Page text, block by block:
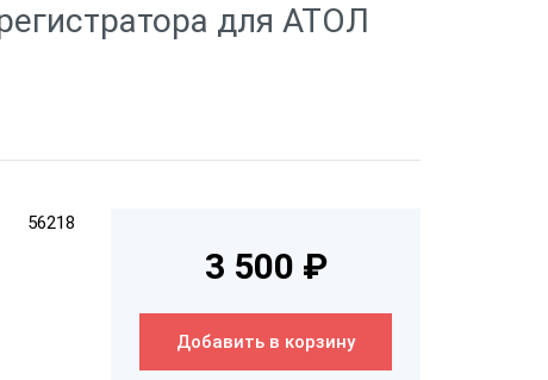
для АТОЛ
56218
3 500 ₽
Добавить в корзину